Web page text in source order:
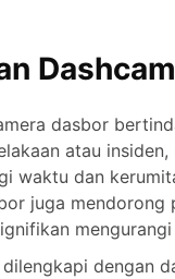
Dashcam
dasbor
atau
waktu dan
juga
dengan